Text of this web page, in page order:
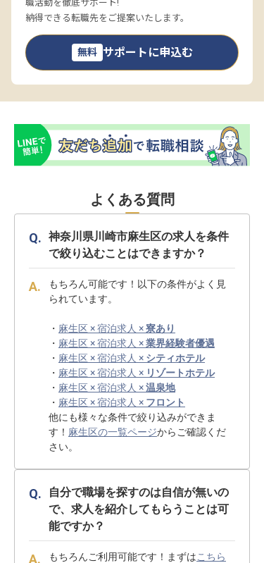
職活動を徹底サポート!
納得できる転職先をご提案いたします。
無料 サポートに申込む
よくある質問
神奈川県川崎市麻生区の求人を条件
で絞り込むことはできますか？
もちろん可能です！以下の条件がよく見
られています。
・ 麻生区 × 宿泊求人 ×寮あり
・ 麻生区 × 宿泊求人 ×業界経験者優遇
・ 麻生区 × 宿泊求人 × シティホテル
・ 麻生区 × 宿泊求人 × リゾートホテル
・ 麻生区 × 宿泊求人 ×温泉地
・ 麻生区 × 宿泊求人 × フロント
他にも様々な条件で絞り込みができま
す！ 麻生区の一覧ページからご確認くだ
さい。
自分で職場を探すのは自信が無いの
で、求人を紹介してもらうことは可
能ですか？
もちろんご利用可能です！まずはこちら